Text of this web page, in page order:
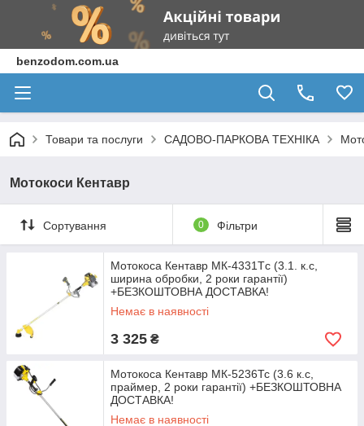
benzodom.com.ua
Товари та послуги САДОВО-ПАРКОВА ТЕХНІКА
Мотокоси Кентавр
Сортування 0 Фільтри
Мотокоса Кентавр МК-4331Тc (3.1. к.с,
ширина обробки, 2 роки гарантії)
+БЕЗКОШТОВНА ДОСТАВКА!
Немає в наявності
3 325 ₴
Мотокоса Кентавр МК-5236Тс (3.6 к.с,
праймер, 2 роки гарантії) +БЕЗКОШТОВНА
ДОСТАВКА!
Немає в наявності